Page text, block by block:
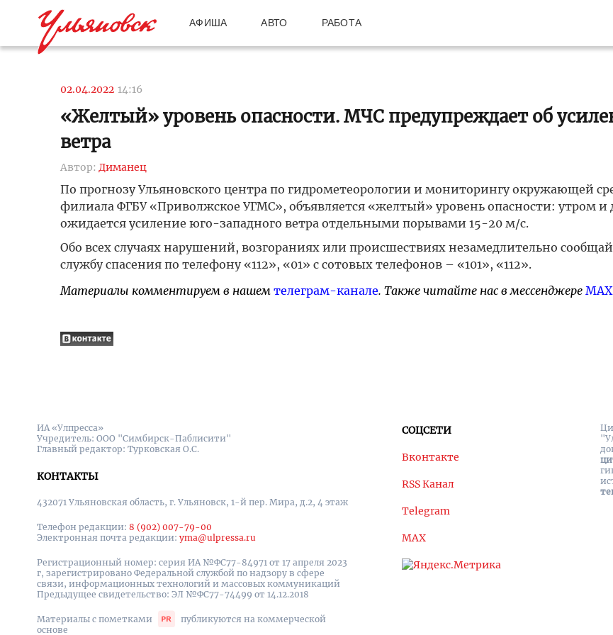
АФИША АВТО РАБОТА
02.04.2022 14:16
«Желтый» уровень опасности. МЧС предупреждает об
ветра
Автор: Диманец
По прогнозу Ульяновского центра по гидрометеорологии и мониторингу окружающей
филиала ФГБУ «Приволжское УГМС», объявляется «желтый» уровень опасности: утром и
ожидается усиление юго-западного ветра отдельными порывами 15-20 м/с.
Обо всех случаях нарушений, возгораниях или происшествиях незамедлительно
службу спасения по телефону «112», «01» с сотовых телефонов – «101», «112».
Материалы комментируем в нашем телеграм-канале. Также читайте нас в мессенджере MAX
ИА «Улпресса»
Учредитель: ООО "Симбирск-Паблисити"
Главный редактор: Турковская О.С.
КОНТАКТЫ
432071 Ульяновская область, г. Ульяновск, 1-й пер. Мира, д.2, 4 этаж
Телефон редакции: 8 (902) 007-79-00
Электронная почта редакции: yma@ulpressa.ru
Регистрационный номер: серия ИА №ФС77-84971 от 17 апреля 2023
г, зарегистрировано Федеральной службой по надзору в сфере
связи, информационных технологий и массовых коммуникаций
Предыдущее свидетельство: ЭЛ №ФС77-74499 от 14.12.2018
Материалы с пометками
публикуются на коммерческой
основе
СОЦСЕТИ
Вконтакте
RSS Канал
Telegram
MAX